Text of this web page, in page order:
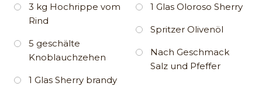
3 kg Hochrippe vom
Rind
5 geschälte
Knoblauchzehen
1 Glas Sherry brandy
1 Glas Oloroso Sherry
Spritzer Olivenöl
Nach Geschmack
Salz und Pfeffer